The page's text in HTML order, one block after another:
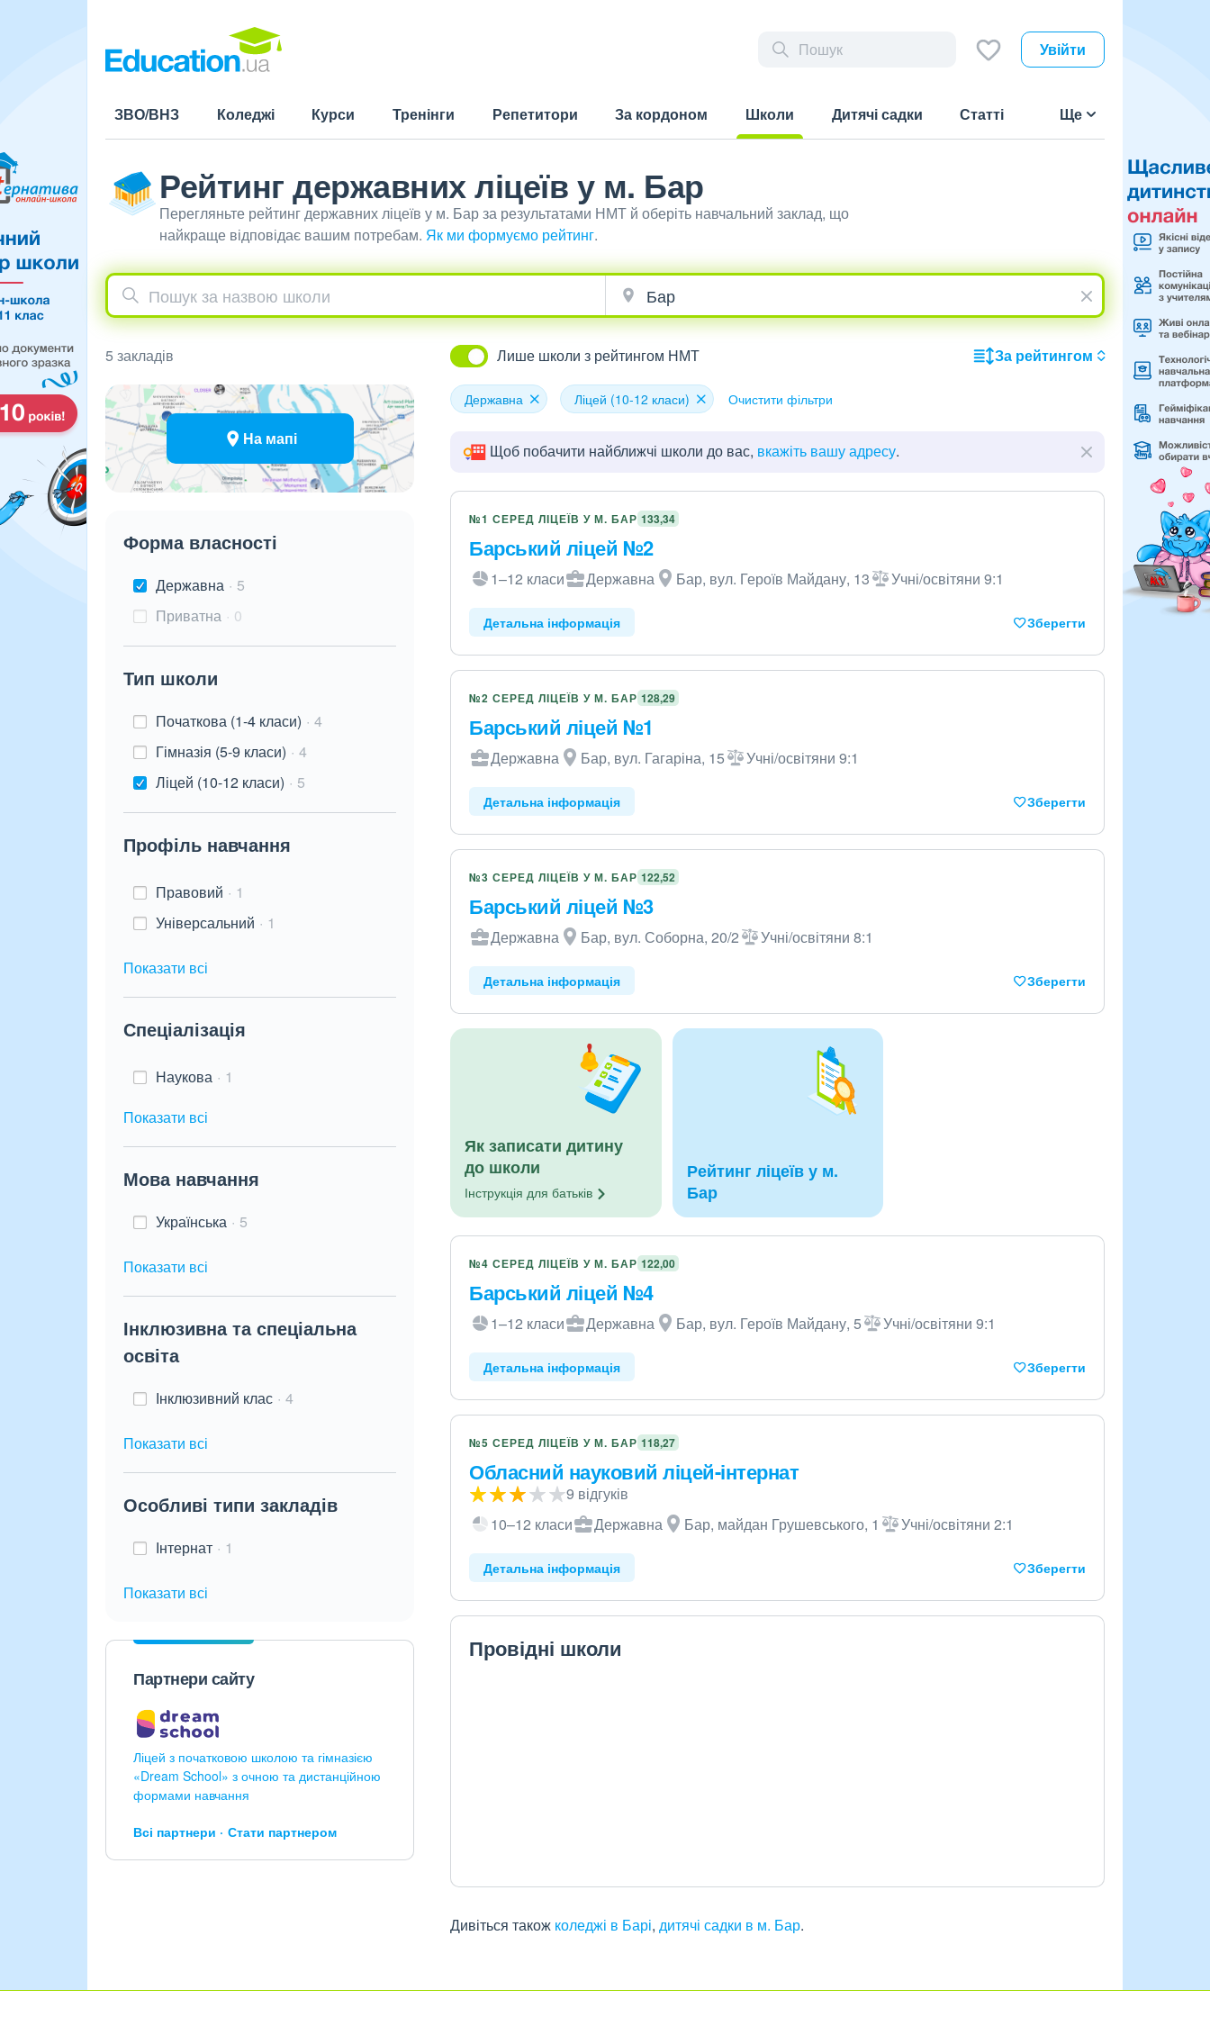
Увійти
ЗВО/ВНЗ Коледжі Курси Тренінги Репетитори За кордоном
Школи
Дитячі садки Статті Ще
Рейтинг державних ліцеїв у м. Бар
Перегляньте рейтинг державних ліцеїв у м. Бар за результатами НМТ й оберіть навчальний заклад, що
найкраще відповідає вашим потребам. Як ми формуємо рейтинг.
5 закладів Лише школи з рейтингом НМТ За рейтингом
На мапі
Форма власності
Державна
5
Приватна
0
Тип школи
Початкова (1-4 класи)
4
Гімназія (5-9 класи)
4
Ліцей (10-12 класи)
5
Профіль навчання
Правовий
1
Універсальний
1
Показати всі
Спеціалізація
Наукова
1
Показати всі
Мова навчання
Українська 5
Показати всі
Інклюзивна та спеціальна
освіта
Інклюзивний клас 4
Показати всі
Особливі типи закладів
Інтернат 1
Показати всі
Партнери сайту
Ліцей з початковою школою та гімназією
«Dream School» з очною та дистанційною
формами навчання
Всі партнери Стати партнером
Державна Ліцей (10-12 класи) Очистити фільтри
Щоб побачити найближчі школи до вас, вкажіть вашу адресу.
№1 СЕРЕД ЛІЦЕЇВ У М. БАР 133,34
Барський ліцей №2
1–12 класи Державна Бар, вул. Героїв Майдану, 13 Учні/освітяни 9:1
Детальна інформація Зберегти
№2 СЕРЕД ЛІЦЕЇВ У М. БАР 128,29
Барський ліцей №1
Державна Бар, вул. Гагаріна, 15 Учні/освітяни 9:1
Детальна інформація Зберегти
№3 СЕРЕД ЛІЦЕЇВ У М. БАР 122,52
Барський ліцей №3
Державна Бар, вул. Соборна, 20/2 Учні/освітяни 8:1
Детальна інформація Зберегти
Як записати дитину
до школи
Інструкція длябатьків
Рейтинг ліцеїв у м.
Бар
№4 СЕРЕД ЛІЦЕЇВ У М. БАР 122,00
Барський ліцей №4
1–12 класи Державна Бар, вул. Героїв Майдану, 5 Учні/освітяни 9:1
Детальна інформація Зберегти
№5 СЕРЕД ЛІЦЕЇВ У М. БАР 118,27
Обласний науковий ліцей-інтернат
9 відгуків
10–12 класи
Державна Бар, майдан Грушевського, 1 Учні/освітяни 2:1
Детальна інформація Зберегти
Провідні школи
Дивіться також коледжі в Барі,дитячі садки в м. Бар.